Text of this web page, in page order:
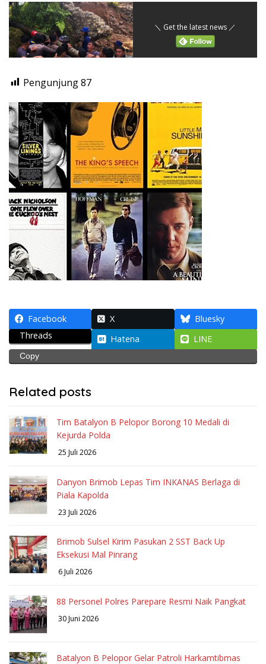
＼ Get the latest news ／
Pengunjung87
Facebook X
Bluesky
Threads
Hatena LINE
Copy
Related posts
Tim Batalyon B Pelopor Borong 10 Medali di
Kejurda Polda
25 Juli 2026
Danyon Brimob Lepas Tim INKANAS Berlaga di
Piala Kapolda
23 Juli 2026
Brimob Sulsel Kirim Pasukan 2 SST Back Up
Eksekusi Mal Pinrang
6 Juli 2026
88 Personel Polres Parepare Resmi Naik Pangkat
30 Juni 2026
Batalyon B Pelopor Gelar Patroli Harkamtibmas